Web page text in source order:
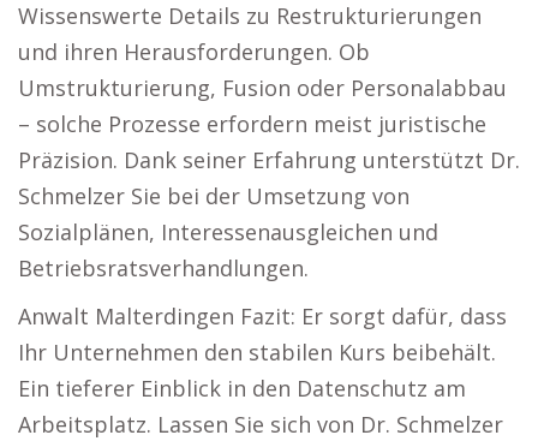
Wissenswerte Details zu Restrukturierungen
und ihren Herausforderungen. Ob
Umstrukturierung, Fusion oder Personalabbau
– solche Prozesse erfordern meist juristische
Präzision. Dank seiner Erfahrung unterstützt Dr.
Schmelzer Sie bei der Umsetzung von
Sozialplänen, Interessenausgleichen und
Betriebsratsverhandlungen.
Anwalt Malterdingen Fazit: Er sorgt dafür, dass
Ihr Unternehmen den stabilen Kurs beibehält.
Ein tieferer Einblick in den Datenschutz am
Arbeitsplatz. Lassen Sie sich von Dr. Schmelzer